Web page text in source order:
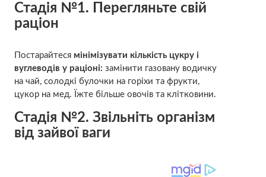
Стадія №1. Перегляньте свій
раціон
Постарайтесямінімізувати кількість цукру і
вуглеводів у раціоні: замінити газовану водичку
на чай, солодкі булочки на горіхи та фрукти,
цукор на мед. Їжте більше овочів та клітковини.
Стадія №2. Звільніть організм
від зайвої ваги